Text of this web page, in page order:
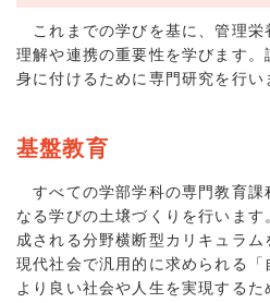
これまでの学びを基に、管理栄
理解や連携の重要性を学びます
身に付けるために専門研究を行い
基盤教育
すべての学部学科の専門教育課
なる学びの土壌づくりを行いま
成される分野横断型カリキュラム
現代社会で汎用的に求められる
より良い社会や人生を実現する